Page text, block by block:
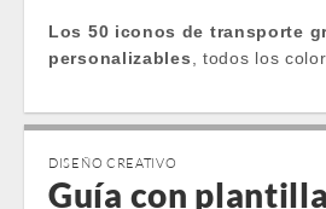
Los 50 iconos de transporte
personalizables , todos los
DISEÑO CREATIVO
Guía con